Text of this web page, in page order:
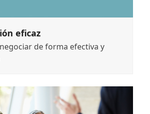
eficaz
de forma efectiva y